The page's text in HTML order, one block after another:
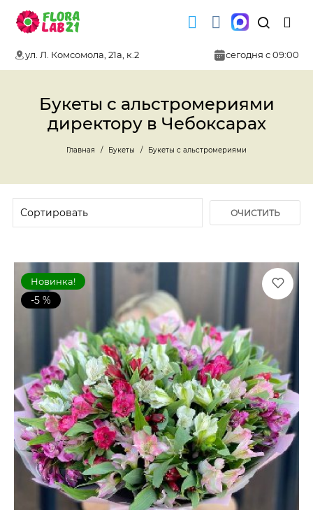
ул. Л. Комсомола, 21а, к.2 сегодня с 09:00
Букеты с альстромериями
директору в Чебоксарах
Главная Букеты Букеты с альстромериями
ОЧИСТИТЬ
Новинка!
-5 %